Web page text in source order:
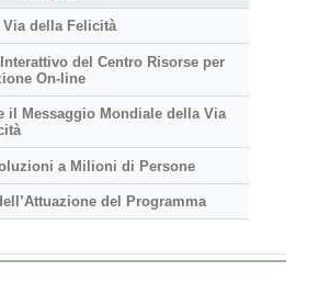
Via della Felicità
del Centro Risorse per
On-line
il Messaggio Mondiale della Via
a Milioni di Persone
del Programma